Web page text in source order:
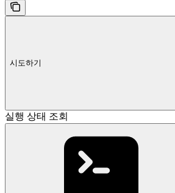
시도하기
실행 상태 조회